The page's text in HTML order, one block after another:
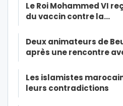
Le Roi Mohammed VI
du vaccin contre la…
Deux animateurs de
après une rencontre
Les islamistes
leurs contradictions